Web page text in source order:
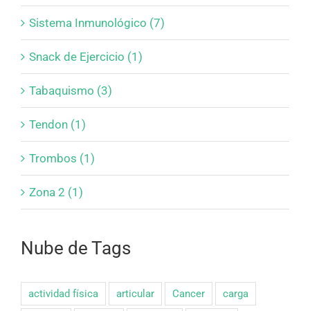
Sistema Inmunológico (7)
Snack de Ejercicio (1)
Tabaquismo (3)
Tendon (1)
Trombos (1)
Zona 2 (1)
Nube de Tags
actividad física articular Cancer carga